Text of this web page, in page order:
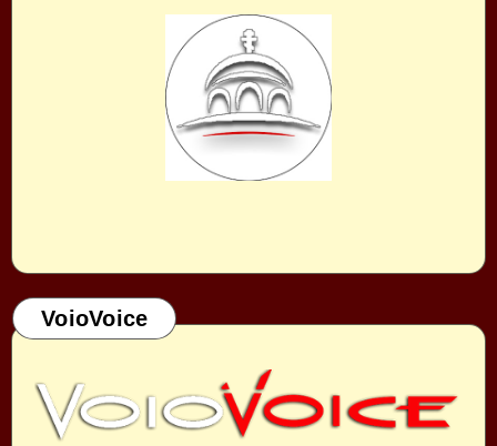
VoioVoice